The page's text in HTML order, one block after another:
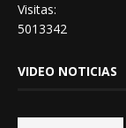
Visitas:
5013342
VIDEO NOTICIAS